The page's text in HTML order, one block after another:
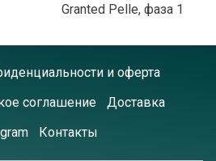
Granted Pelle, фаза 1
и оферта
соглашение
Доставка
Контакты